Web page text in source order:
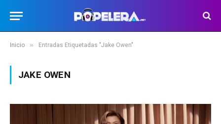
Inicio » Entradas Etiquetadas "Jake Owen"
JAKE OWEN